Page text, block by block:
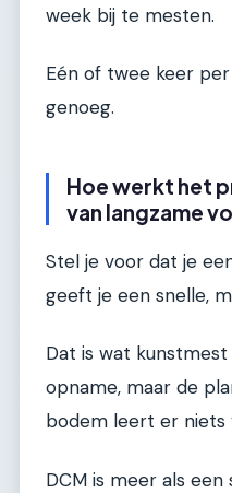
week bij te mesten.
Eén of twee keer per
genoeg.
Hoe werkt het
van langzame
Stel je voor dat je
geeft je een snelle,
Dat is wat
opname, maar de
bodem leert er niets
DCM is meer als